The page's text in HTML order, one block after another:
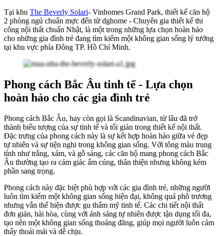
Tại khu The Beverly Solari- Vinhomes Grand Park, thiết kế căn hộ
2 phòng ngủ chuẩn mực đến từ dghome - Chuyên gia thiết kế thi
công nội thất chuẩn Nhật, là một trong những lựa chọn hoàn hảo
cho những gia đình trẻ đang tìm kiếm một không gian sống lý tưởng
tại khu vực phía Đông TP. Hồ Chí Minh.
Phong cách Bắc Âu tinh tế - Lựa chọn
hoàn hảo cho các gia đình trẻ
Phong cách Bắc Âu, hay còn gọi là Scandinavian, từ lâu đã trở
thành biểu tượng của sự tinh tế và tối giản trong thiết kế nội thất.
Đặc trưng của phong cách này là sự kết hợp hoàn hảo giữa vẻ đẹp
tự nhiên và sự tiện nghi trong không gian sống. Với tông màu trung
tính như trắng, xám, và gỗ sáng, các căn hộ mang phong cách Bắc
Âu thường tạo ra cảm giác ấm cúng, thân thiện nhưng không kém
phần sang trọng.
Phong cách này đặc biệt phù hợp với các gia đình trẻ, những người
luôn tìm kiếm một không gian sống hiện đại, không quá phô trương
nhưng vẫn thể hiện được gu thẩm mỹ tinh tế. Các chi tiết nội thất
đơn giản, hài hòa, cùng với ánh sáng tự nhiên được tận dụng tối đa,
tạo nên một không gian sống thoáng đãng, giúp mọi người luôn cảm
thấy thoải mái và dễ chịu.